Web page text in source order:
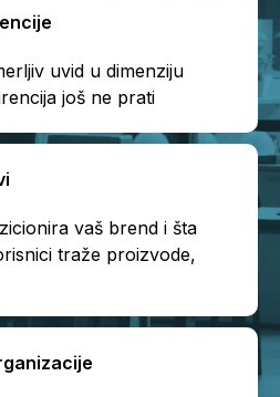
uvid u dimenziju
još ne prati
vaš brend i šta
traže proizvode,